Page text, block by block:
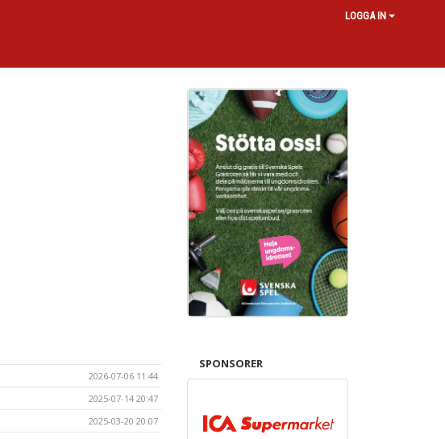
LOGGA IN
2026-07-06 11:44
2025-07-14 20:47
2025-03-20 20:07
SPONSORER